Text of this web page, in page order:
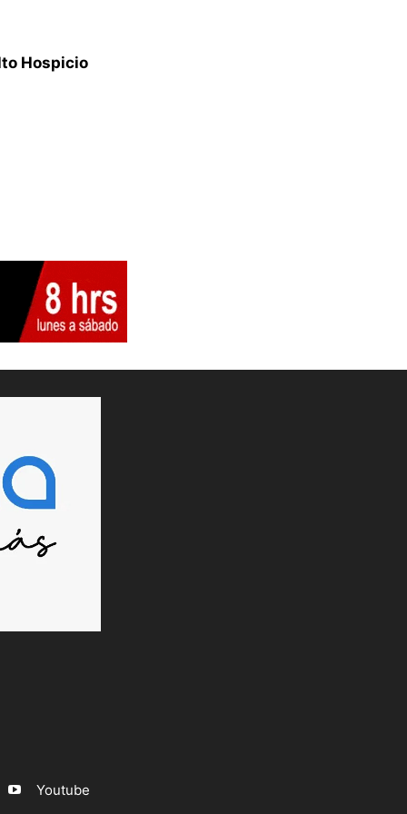
Hospicio
Youtube